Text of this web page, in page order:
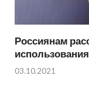
Россиянам
03.10.2021